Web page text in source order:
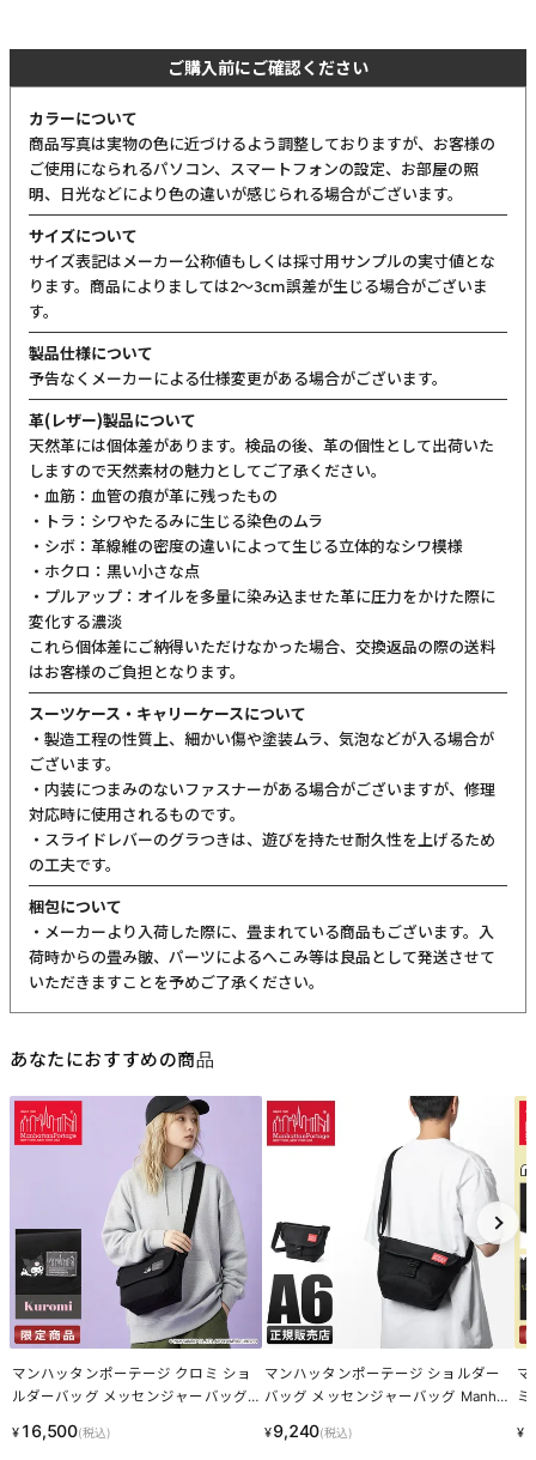
ご購入前にご確認ください
カラーについて
商品写真は実物の色に近づけるよう調整しておりますが、お客様の
ご使用になられるパソコン、スマートフォンの設定、お部屋の照
明、日光などにより色の違いが感じられる場合がございます。
サイズについて
サイズ表記はメーカー公称値もしくは採寸用サンプルの実寸値とな
ります。商品によりましては2〜3cm誤差が生じる場合がございま
す。
製品仕様について
予告なくメーカーによる仕様変更がある場合がございます。
革(レザー)製品について
天然革には個体差があります。検品の後、革の個性として出荷いた
しますので天然素材の魅力としてご了承ください。
・血筋：血管の痕が革に残ったもの
・トラ：シワやたるみに生じる染色のムラ
・シボ：革線維の密度の違いによって生じる立体的なシワ模様
・ホクロ：黒い小さな点
・プルアップ：オイルを多量に染み込ませた革に圧力をかけた際に
変化する濃淡
これら個体差にご納得いただけなかった場合、交換返品の際の送料
はお客様のご負担となります。
スーツケース・キャリーケースについて
・製造工程の性質上、細かい傷や塗装ムラ、気泡などが入る場合が
ございます。
・内装につまみのないファスナーがある場合がございますが、修理
対応時に使用されるものです。
・スライドレバーのグラつきは、遊びを持たせ耐久性を上げるため
の工夫です。
梱包について
・メーカーより入荷した際に、畳まれている商品もございます。入
荷時からの畳み皺、パーツによるへこみ等は良品として発送させて
いただきますことを予めご了承ください。
あなたにおすすめの商品
マンハッタンポーテージ クロミ ショ
ルダーバッグ メッセンジャーバッグ
BPDMGNT500KRM LINECPN
¥ 16,500(税込)
マンハッタンポーテージ ショルダー
バッグ メッセンジャーバッグ Manhat
¥9,240(税込)
マ
¥